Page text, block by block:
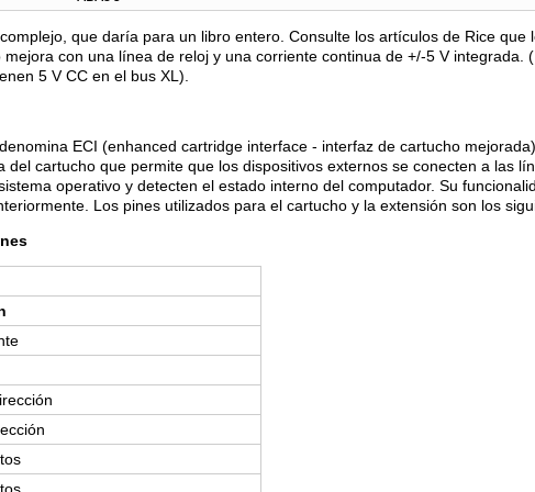
que daría para un libro entero. Consulte los artículos de Rice que
con una línea de reloj y una corriente continua de +/-5 V integrada.
5 V CC en el bus XL).
ECI (enhanced cartridge interface - interfaz de cartucho
del cartucho que permite que los dispositivos externos se conecten a las
operativo y detecten el estado interno del computador. Su
Los pines utilizados para el cartucho y la extensión son los